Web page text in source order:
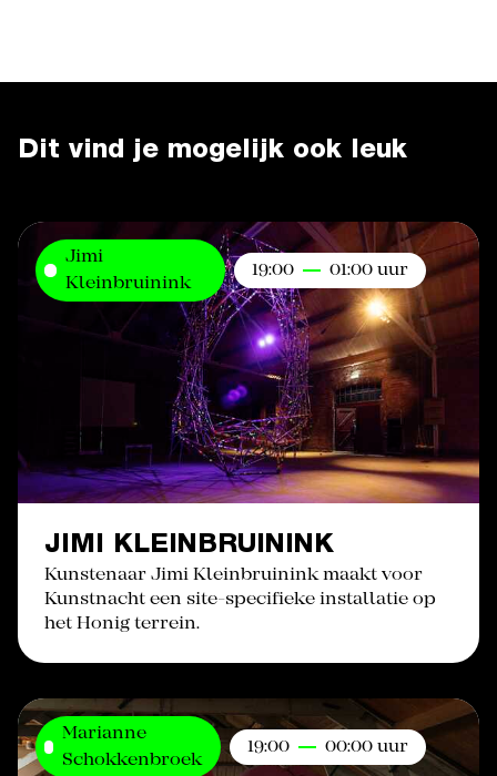
Dit vind je mogelijk ook leuk
Jimi
Kleinbruinink
19:00 01:00 uur
JIMI KLEINBRUININK
Kunstenaar Jimi Kleinbruinink maakt voor
Kunstnacht een site-specifieke installatie op
het Honig terrein.
Marianne
Schokkenbroek
19:00 00:00 uur